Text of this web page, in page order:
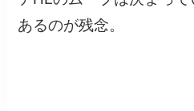
あるのが残念。